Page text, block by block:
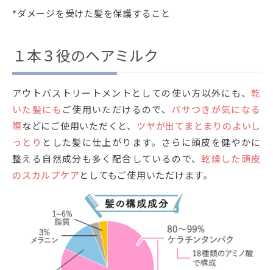
*ダメージを受けた髪を保護すること
１本３役のヘアミルク
アウトバストリートメントとしての使い方以外にも、乾
いた髪にも ご使用いただけるので、 パサつきが気になる
際などにご使用いただくと、 ツヤが出てまとまりのよいし
っとり とした髪に仕上がります。さらに頭皮を健やかに
整える自然成分も多く配合しているので、乾燥した頭皮
のスカルプケア としてもご使用いただけます。